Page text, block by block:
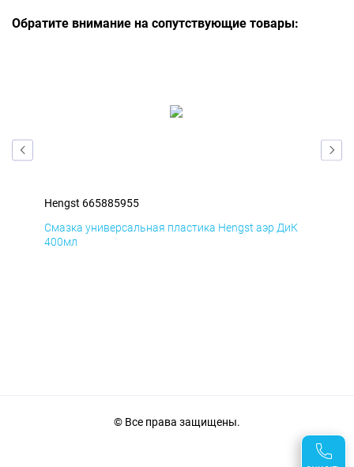
Обратите внимание на сопутствующие товары:
Hengst 665885955
Смазка универсальная пластика Hengst аэр ДиК
400мл
© Все права защищены.